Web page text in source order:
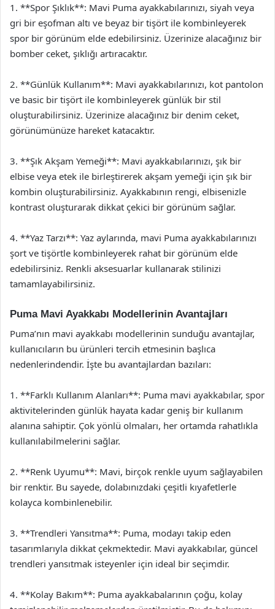
1. **Spor Şıklık**: Mavi Puma ayakkabılarınızı, siyah veya
gri bir eşofman altı ve beyaz bir tişört ile kombinleyerek
spor bir görünüm elde edebilirsiniz. Üzerinize alacağınız bir
bomber ceket, şıklığı artıracaktır.
2. **Günlük Kullanım**: Mavi ayakkabılarınızı, kot pantolon
ve basic bir tişört ile kombinleyerek günlük bir stil
oluşturabilirsiniz. Üzerinize alacağınız bir denim ceket,
görünümünüze hareket katacaktır.
3. **Şık Akşam Yemeği**: Mavi ayakkabılarınızı, şık bir
elbise veya etek ile birleştirerek akşam yemeği için şık bir
kombin oluşturabilirsiniz. Ayakkabının rengi, elbisenizle
kontrast oluşturarak dikkat çekici bir görünüm sağlar.
4. **Yaz Tarzı**: Yaz aylarında, mavi Puma ayakkabılarınızı
şort ve tişörtle kombinleyerek rahat bir görünüm elde
edebilirsiniz. Renkli aksesuarlar kullanarak stilinizi
tamamlayabilirsiniz.
Puma Mavi Ayakkabı Modellerinin Avantajları
Puma’nın mavi ayakkabı modellerinin sunduğu avantajlar,
kullanıcıların bu ürünleri tercih etmesinin başlıca
nedenlerindendir. İşte bu avantajlardan bazıları:
1. **Farklı Kullanım Alanları**: Puma mavi ayakkabılar, spor
aktivitelerinden günlük hayata kadar geniş bir kullanım
alanına sahiptir. Çok yönlü olmaları, her ortamda rahatlıkla
kullanılabilmelerini sağlar.
2. **Renk Uyumu**: Mavi, birçok renkle uyum sağlayabilen
bir renktir. Bu sayede, dolabınızdaki çeşitli kıyafetlerle
kolayca kombinlenebilir.
3. **Trendleri Yansıtma**: Puma, modayı takip eden
tasarımlarıyla dikkat çekmektedir. Mavi ayakkabılar, güncel
trendleri yansıtmak isteyenler için ideal bir seçimdir.
4. **Kolay Bakım**: Puma ayakkabalarının çoğu, kolay